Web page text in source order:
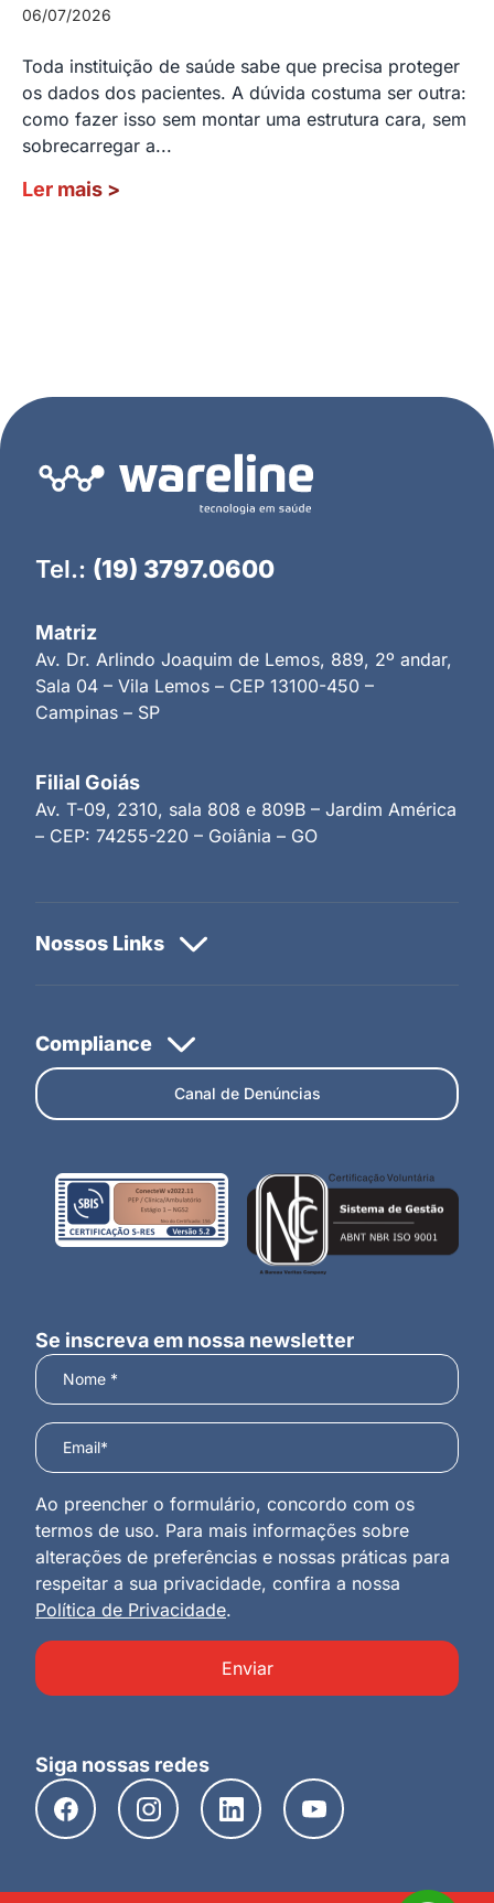
06/07/2026
Toda instituição de saúde sabe que precisa proteger
os dados dos pacientes. A dúvida costuma ser outra:
como fazer isso sem montar uma estrutura cara, sem
sobrecarregar a...
Ler mais >
Tel.: (19) 3797.0600
Matriz
Av. Dr. Arlindo Joaquim de Lemos, 889, 2º andar,
Sala 04 – Vila Lemos – CEP 13100-450 –
Campinas – SP
Filial Goiás
Av. T-09, 2310, sala 808 e 809B – Jardim América
– CEP: 74255-220 – Goiânia – GO
Canal de Denúncias
Se inscreva em nossa newsletter
Ao preencher o formulário, concordo com os
termos de uso. Para mais informações sobre
alterações de preferências e nossas práticas para
respeitar a sua privacidade, confira a nossa
Política de Privacidade.
Enviar
Siga nossas redes